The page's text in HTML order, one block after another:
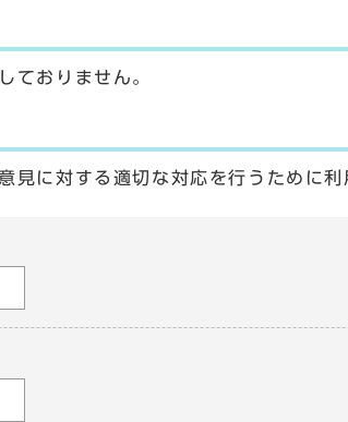
ておりません。
に対する適切な対応を行うために